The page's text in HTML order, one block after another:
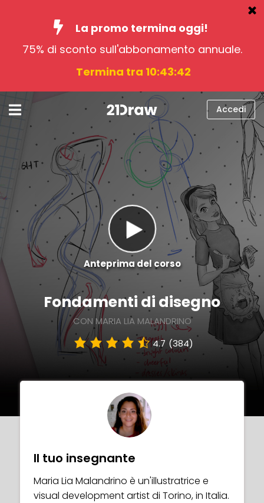
La promo termina oggi!
75% di sconto sull'abbonamento annuale.
Termina tra 10:43:41
Corsi
Aiuto
Chi siamo
Accedi
italiano
Accedi
Anteprima del corso
Fondamenti di disegno
CON MARIA LIA MALANDRINO
4.7 (384)
Il tuo insegnante
Maria Lia Malandrino è un'illustratrice e
visual development artist di Torino, in Italia.